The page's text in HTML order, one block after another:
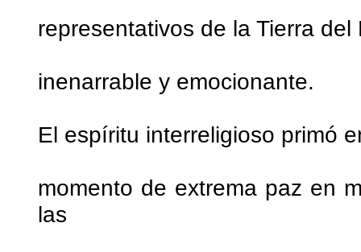
representativos de la Tierra
inenarrable y emocionante.
El espíritu interreligioso primó
momento de extrema paz en
las